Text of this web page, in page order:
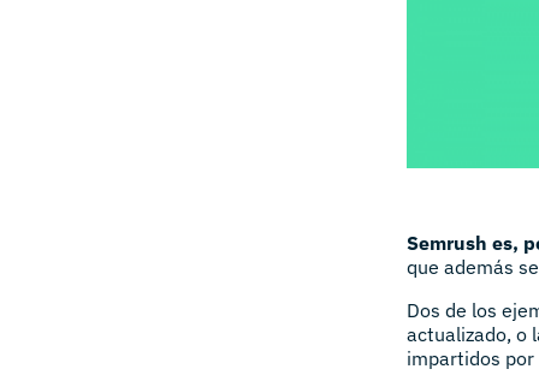
Semrush es,
que además
Dos de los
actualizado, o
impartidos por